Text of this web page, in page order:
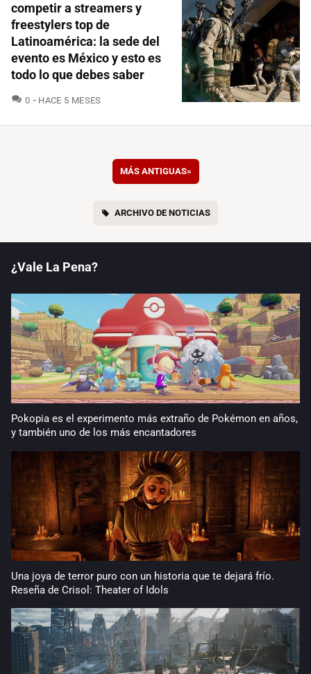
competir a streamers y
freestylers top de
Latinoamérica: la sede del
evento es México y esto es
todo lo que debes saber
0 COMENTARIOS
HACE 5 MESES
MÁS ANTIGUAS»
ARCHIVO DE NOTICIAS
¿Vale La Pena?
Pokopia es el experimento más extraño de Pokémon en años,
y también uno de los más encantadores
Una joya de terror puro con un historia que te dejará frío.
Reseña de Crisol: Theater of Idols